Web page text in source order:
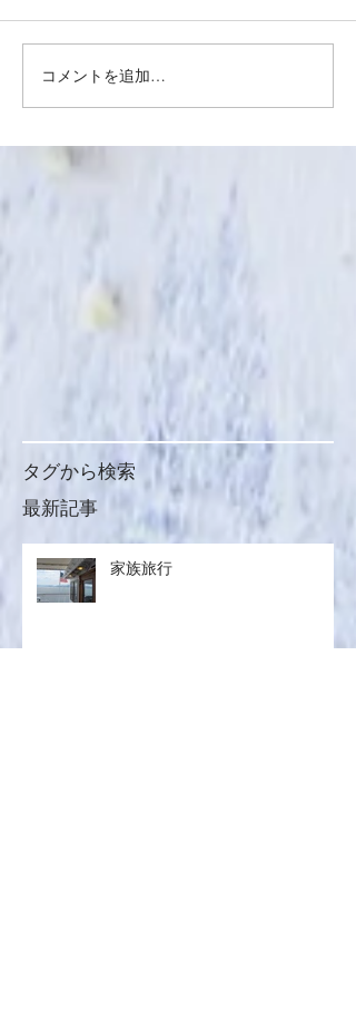
コメントを追加…
タグから検索
最新記事
家族旅行